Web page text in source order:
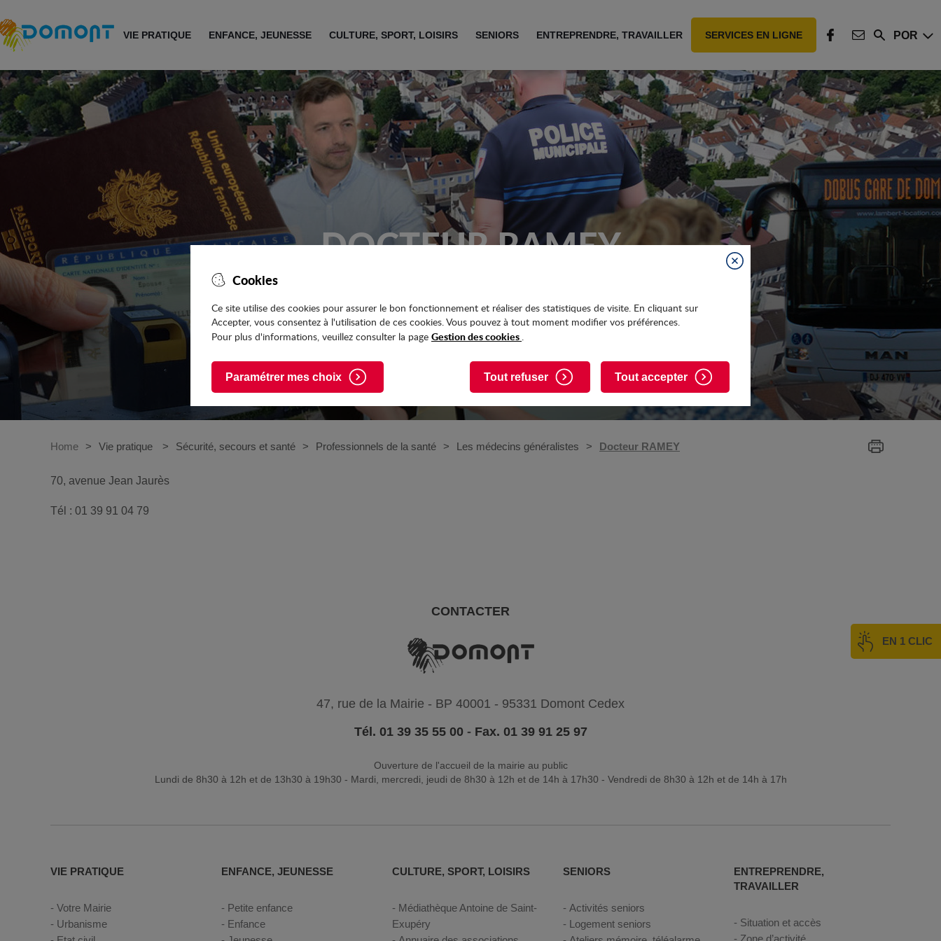
Cookies
Fermer
Ce site utilise des cookies pour assurer le bon fonctionnement et réaliser des statistiques de visite. En cliquant sur
Accepter, vous consentez à l'utilisation de ces cookies. Vous pouvez à tout moment modifier vos préférences.
Pour plus d'informations, veuillez consulter la page Gestion des cookies .
Paramétrer mes choix Tout refuser Tout accepter
Accéder au contenu
VIE PRATIQUE ENFANCE, JEUNESSE CULTURE, SPORT, LOISIRS SENIORS ENTREPRENDRE, TRAVAILLER SERVICES EN LIGNE
FACEBOOK
CONTACT
Rechercher
POR
DOCTEUR RAMEY
EN 1 CLIC
Home Vie pratique Sécurité, secours et santé Professionnels de la santé Les médecins généralistes Docteur RAMEY
70, avenue Jean Jaurès
Tél : 01 39 91 04 79
CONTACTER
47, rue de la Mairie - BP 40001 - 95331 Domont Cedex
Tél. 01 39 35 55 00 - Fax. 01 39 91 25 97
Ouverture de l'accueil de la mairie au public
Lundi de 8h30 à 12h et de 13h30 à 19h30 - Mardi, mercredi, jeudi de 8h30 à 12h et de 14h à 17h30 - Vendredi de 8h30 à 12h et de 14h à 17h
VIE PRATIQUE
Votre Mairie
Urbanisme
ENFANCE, JEUNESSE
Petite enfance
Enfance
CULTURE, SPORT, LOISIRS
Médiathèque Antoine de Saint-
Exupéry
SENIORS
Activités seniors
Logement seniors
ENTREPRENDRE,
TRAVAILLER
Situation et accès
Zone d’activité